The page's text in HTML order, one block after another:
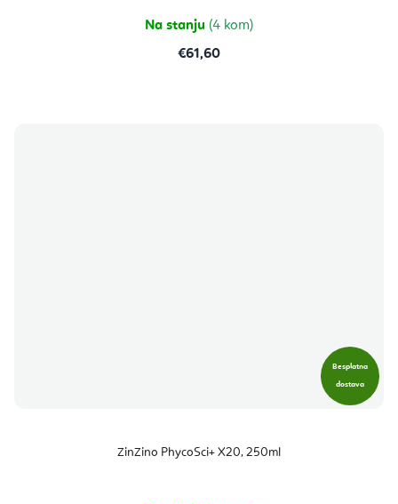
zvjezdica.
Na stanju (4 kom)
€61,60
Besplatna
dostava
ZinZino PhycoSci+ X20, 250ml